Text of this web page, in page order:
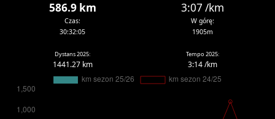
586.9 km 3:07 /km
Czas:
30:32:05
W górę:
1905m
Dystans 2025:
1441.27 km
Tempo 2025:
3:14 /km